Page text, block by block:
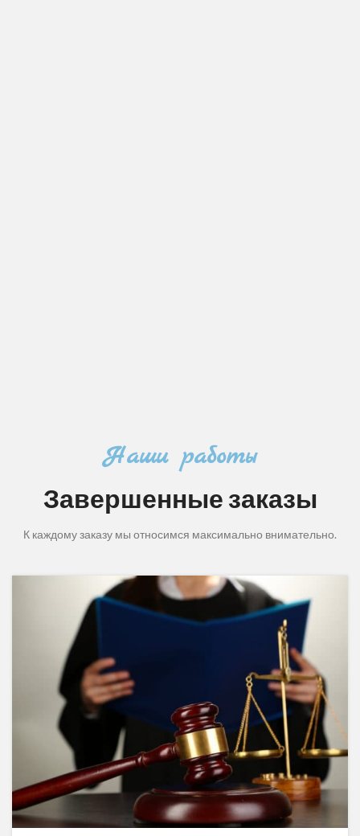
Наши работы
Завершенные заказы
К каждому заказу мы относимся максимально внимательно.